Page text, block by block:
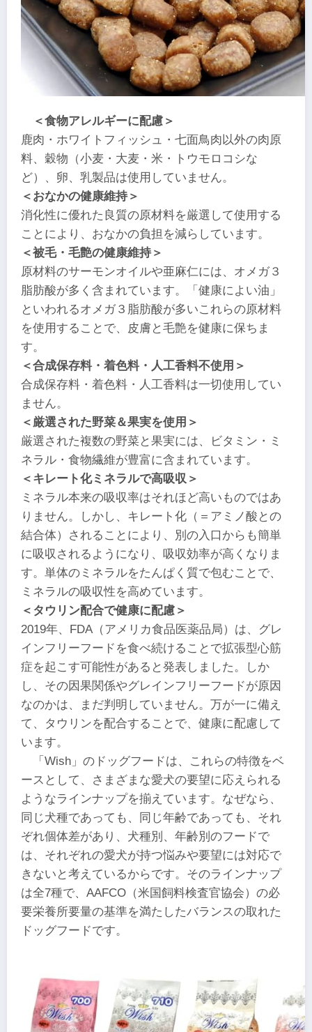
＜食物アレルギーに配慮＞
鹿肉・ホワイトフィッシュ・七面鳥肉以外の肉原
料、穀物（小麦・大麦・米・トウモロコシな
ど）、卵、乳製品は使用していません。
＜おなかの健康維持＞
消化性に優れた良質の原材料を厳選して使用する
ことにより、おなかの負担を減らしています。
＜被毛・毛艶の健康維持＞
原材料のサーモンオイルや亜麻仁には、オメガ３
脂肪酸が多く含まれています。「健康によい油」
といわれるオメガ３脂肪酸が多いこれらの原材料
を使用することで、皮膚と毛艶を健康に保ちま
す。
＜合成保存料・着色料・人工香料不使用＞
合成保存料・着色料・人工香料は一切使用してい
ません。
＜厳選された野菜＆果実を使用＞
厳選された複数の野菜と果実には、ビタミン・ミ
ネラル・食物繊維が豊富に含まれています。
＜キレート化ミネラルで高吸収＞
ミネラル本来の吸収率はそれほど高いものではあ
りません。しかし、キレート化（＝アミノ酸との
結合体）されることにより、別の入口からも簡単
に吸収されるようになり、吸収効率が高くなりま
す。単体のミネラルをたんぱく質で包むことで、
ミネラルの吸収性を高めています。
＜タウリン配合で健康に配慮＞
2019年、FDA（アメリカ食品医薬品局）は、グレ
インフリーフードを食べ続けることで拡張型心筋
症を起こす可能性があると発表しました。しか
し、その因果関係やグレインフリーフードが原因
なのかは、まだ判明していません。万が一に備え
て、タウリンを配合することで、健康に配慮して
います。
「Wish」のドッグフードは、これらの特徴をベ
ースとして、さまざまな愛犬の要望に応えられる
ようなラインナップを揃えています。なぜなら、
同じ犬種であっても、同じ年齢であっても、それ
ぞれ個体差があり、犬種別、年齢別のフードで
は、それぞれの愛犬が持つ悩みや要望には対応で
きないと考えているからです。そのラインナップ
は全7種で、AAFCO（米国飼料検査官協会）の必
要栄養所要量の基準を満たしたバランスの取れた
ドッグフードです。